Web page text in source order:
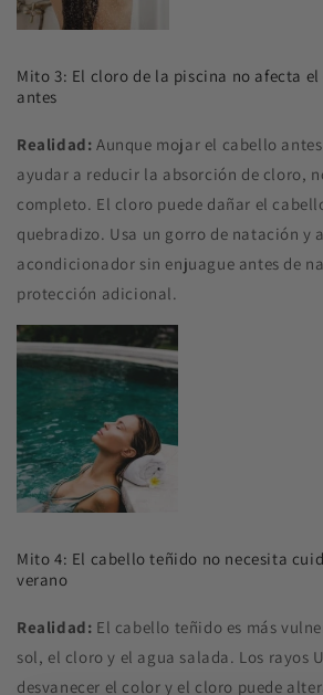
Mito 3: El cloro de la piscina no afecta
antes
Realidad: Aunque mojar el cabello
ayudar a reducir la absorción de cloro,
completo. El cloro puede dañar el
quebradizo. Usa un gorro de natación y
acondicionador sin enjuague antes de
protección adicional.
Mito 4: El cabello teñido no necesita
verano
Realidad: El cabello teñido es más
sol, el cloro y el agua salada. Los rayos
desvanecer el color y el cloro puede